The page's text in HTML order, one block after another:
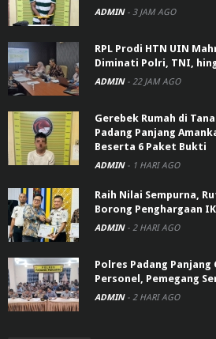
ADMIN - 3 JAM AGO
RPL Prodi HTN UIN
Diminati Polri, TNI,
ADMIN - 22 JAM AGO
Gerebek Rumah di
Padang Panjang
Beserta 6 Paket Bukti
ADMIN - 1 HARI AGO
Raih Nilai Sempurna,
Borong Penghargaan
ADMIN - 2 HARI AGO
Polres Padang
Personel, Pemegang
ADMIN - 2 HARI AGO